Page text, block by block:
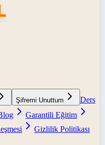
Şifremi Unuttum
Ders
Garantili Eğitim
Gizlilik Politikası